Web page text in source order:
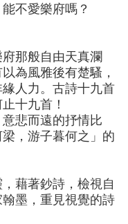
不愛樂府嗎？
那般自由天真瀾
為風雅後有楚騷，
人力。古詩十九首
十九首！
悲而遠的抒情比
，游子暮何之」的
藉著鈔詩，檢視自
墨，重見視覺的詩